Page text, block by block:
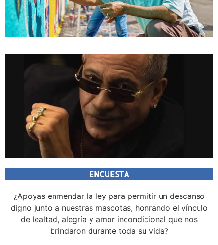
ENCUESTA
¿Apoyas enmendar la ley para permitir un descanso
digno junto a nuestras mascotas, honrando el vínculo
de lealtad, alegría y amor incondicional que nos
brindaron durante toda su vida?